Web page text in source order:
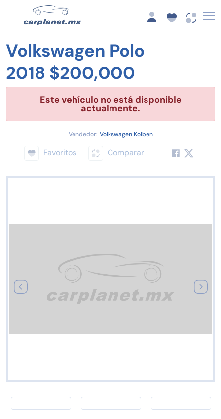
Volkswagen Polo
2018 $200,000
Este vehículo no está disponible
actualmente.
Vendedor: Volkswagen Kolben
Favoritos Comparar